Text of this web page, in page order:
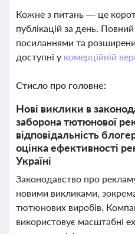
Кожне з питань — це
публікацій за день.
посиланнями та
доступні у комерційній
Стисло про головне:
Нові виклики в
заборона тютюнової
відповідальність
оцінка ефективності
Україні
Законодавство про
новими викликами,
тютюнових виробів.
використовує масштабні